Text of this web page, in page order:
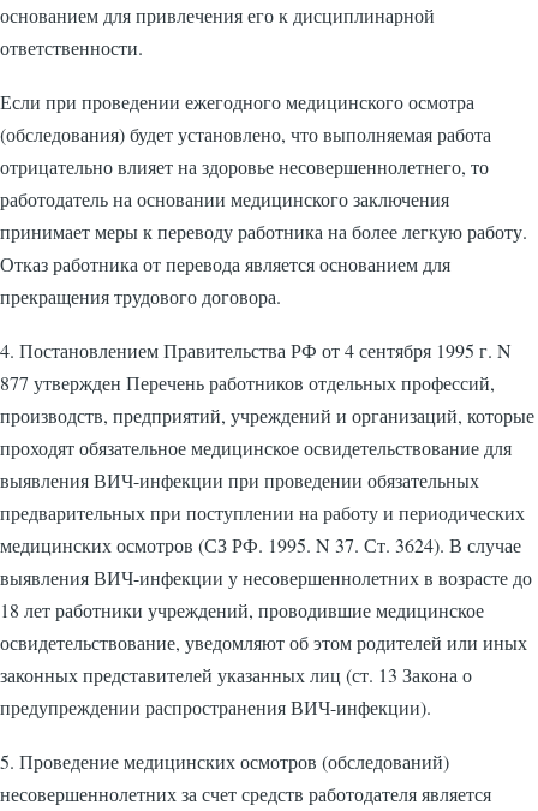
основанием для привлечения его к дисциплинарной
ответственности.
Если при проведении ежегодного медицинского осмотра
(обследования) будет установлено, что выполняемая работа
отрицательно влияет на здоровье несовершеннолетнего, то
работодатель на основании медицинского заключения
принимает меры к переводу работника на более легкую работу.
Отказ работника от перевода является основанием для
прекращения трудового договора.
4. Постановлением Правительства РФ от 4 сентября 1995 г. N
877 утвержден Перечень работников отдельных профессий,
производств, предприятий, учреждений и организаций, которые
проходят обязательное медицинское освидетельствование для
выявления ВИЧ-инфекции при проведении обязательных
предварительных при поступлении на работу и периодических
медицинских осмотров (СЗ РФ. 1995. N 37. Ст. 3624). В случае
выявления ВИЧ-инфекции у несовершеннолетних в возрасте до
18 лет работники учреждений, проводившие медицинское
освидетельствование, уведомляют об этом родителей или иных
законных представителей указанных лиц (ст. 13 Закона о
предупреждении распространения ВИЧ-инфекции).
5. Проведение медицинских осмотров (обследований)
несовершеннолетних за счет средств работодателя является